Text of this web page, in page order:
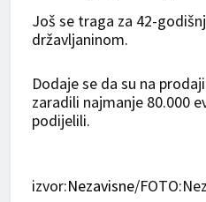
Još se traga za 42-
državljaninom.
Dodaje se da su na
zaradili najmanje 80.000
podijelili.
izvor:Nezavisne/